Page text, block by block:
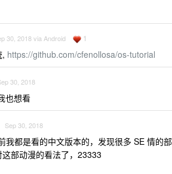
30, 2018 via Android 1
, https://github.com/cfenollosa/os-tutorial
30, 2018
也想看
Sep 30, 2018
我都是看的中文版本的，发现很多 SE 情的
部动漫的看法了，23333